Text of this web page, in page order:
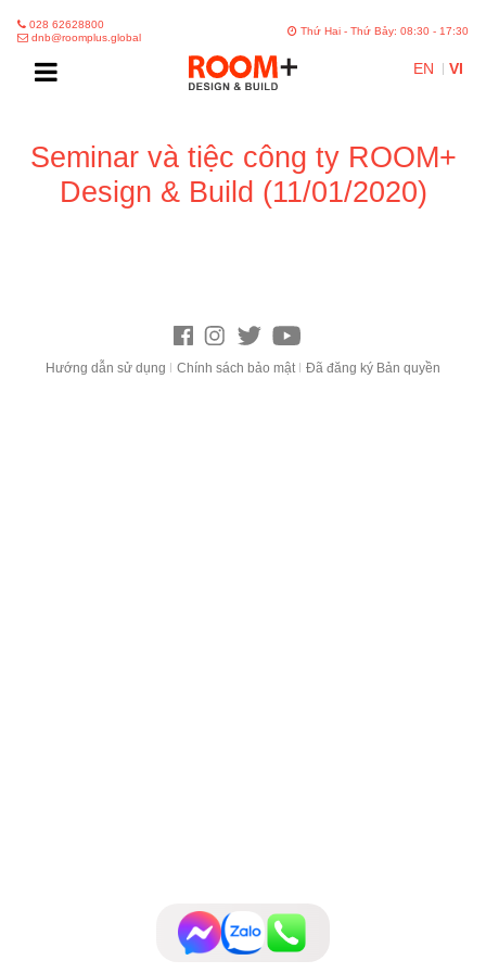
028 62628800
dnb@roomplus.global
Thứ Hai - Thứ Bảy: 08:30 - 17:30
EN VI
Seminar và tiệc công ty ROOM+
Design & Build (11/01/2020)
Hướng dẫn sử dụng Chính sách bảo mật Đã đăng ký Bản quyền